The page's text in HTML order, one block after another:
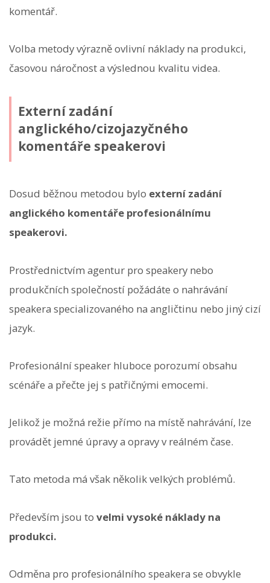
komentář.
Volba metody výrazně ovlivní náklady na produkci,
časovou náročnost a výslednou kvalitu videa.
Externí zadání
anglického/cizojazyčného
komentáře speakerovi
Dosud běžnou metodou bylo externí zadání
anglického komentáře profesionálnímu
speakerovi.
Prostřednictvím agentur pro speakery nebo
produkčních společností požádáte o nahrávání
speakera specializovaného na angličtinu nebo jiný cizí
jazyk.
Profesionální speaker hluboce porozumí obsahu
scénáře a přečte jej s patřičnými emocemi.
Jelikož je možná režie přímo na místě nahrávání, lze
provádět jemné úpravy a opravy v reálném čase.
Tato metoda má však několik velkých problémů.
Především jsou to velmi vysoké náklady na
produkci.
Odměna pro profesionálního speakera se obvykle